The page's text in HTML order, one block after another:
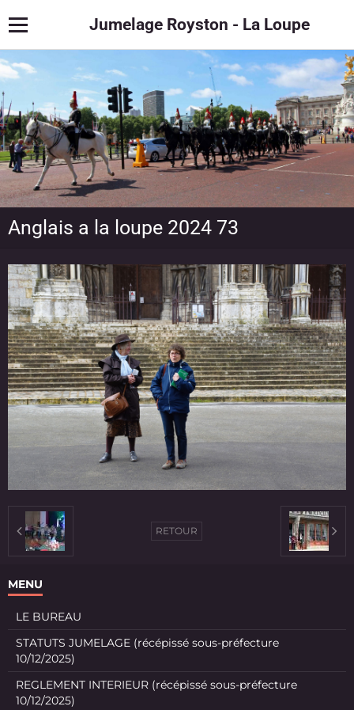
Jumelage Royston - La Loupe
Anglais a la loupe 2024 73
RETOUR
MENU
LE BUREAU
STATUTS JUMELAGE (récépissé sous-préfecture
10/12/2025)
REGLEMENT INTERIEUR (récépissé sous-préfecture
10/12/2025)